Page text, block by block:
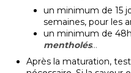
un minimum de 15
semaines, pour les
un minimum de
mentholés...
Après la maturation,